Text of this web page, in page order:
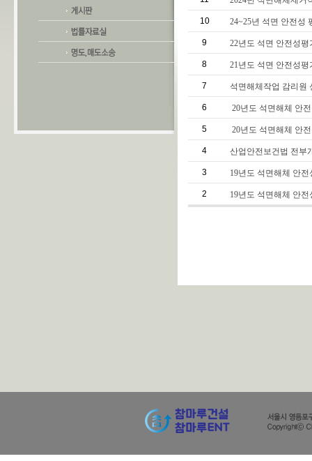
10 24~25년 석면 안전성
9 22년도 석면 안전성
8 21년도 석면 안전성
7 석면해체작업 감리원
6 20년도 석면해체 안
5 20년도 석면해체 안
4 산업안전보건법 전부
3 19년도 석면해체 안
2 19년도 석면해체 안